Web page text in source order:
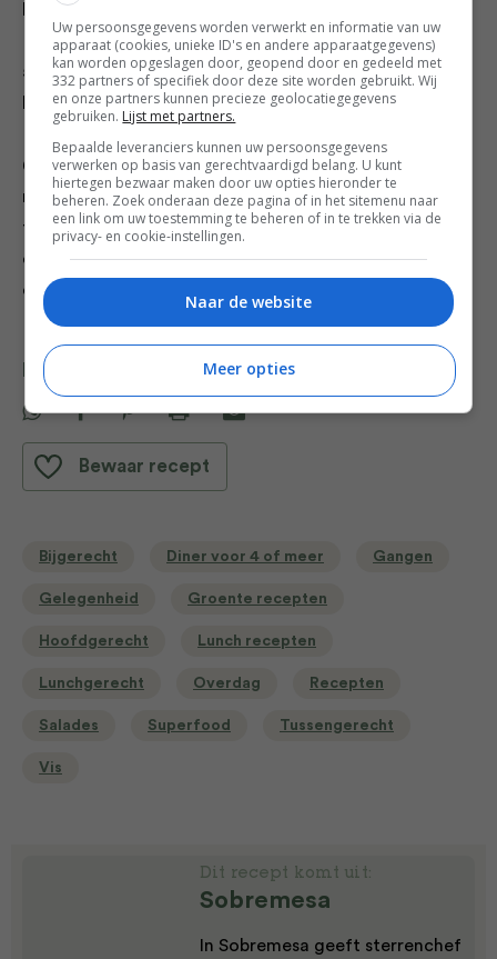
knoflookteentjes toe. Neem van het vuur.
5. Voeg de tomaat en zoete ui toe en meng door de
lauwwarme inktvis en aardappelen.
6. Meng er de vinaigrette door en kruid alles nog eens
met fleur de sel en zwarte peper. Voeg de kappertjes
toe. Fris op met citroenrasp en -sap. Meng alles goed
door elkaar en serveer in een mooi bord. Werk af met
de basilicumblaadjes en het venkelloof.
Deel dit recept
Bewaar recept
Bijgerecht Diner voor 4 of meer Gangen
Gelegenheid Groente recepten
Hoofdgerecht Lunch recepten
Lunchgerecht Overdag Recepten
Salades Superfood Tussengerecht
Vis
Dit recept komt uit:
Sobremesa
In Sobremesa geeft sterrenchef
Uw persoonsgegevens worden verwerkt en informatie van uw
apparaat (cookies, unieke ID's en andere apparaatgegevens)
kan worden opgeslagen door, geopend door en gedeeld met
332 partners of specifiek door deze site worden gebruikt. Wij
en onze partners kunnen precieze geolocatiegegevens
gebruiken. Lijst met partners.
Bepaalde leveranciers kunnen uw persoonsgegevens
verwerken op basis van gerechtvaardigd belang. U kunt
hiertegen bezwaar maken door uw opties hieronder te
beheren. Zoek onderaan deze pagina of in het sitemenu naar
een link om uw toestemming te beheren of in te trekken via de
privacy- en cookie-instellingen.
Naar de website
Meer opties